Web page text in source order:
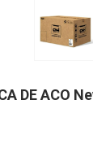
DE ACO